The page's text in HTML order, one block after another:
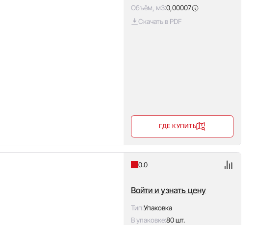
Объём, м3:0,00007
Скачать в PDF
ГДЕ КУПИТЬ
0.0
Войти и узнать цену
Тип:Упаковка
В упаковке:80 шт.